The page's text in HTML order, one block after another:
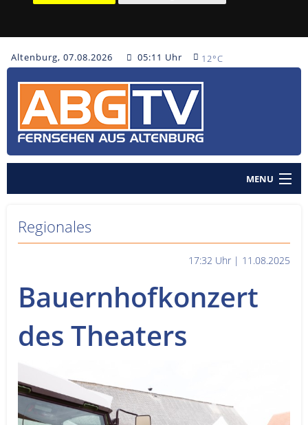
Altenburg, 07.08.2026 05:11 Uhr 12°C
MENU
Nachrichten
Sendungen
Sender
Regionales
17:32 Uhr | 11.08.2025
Bauernhofkonzert
des Theaters